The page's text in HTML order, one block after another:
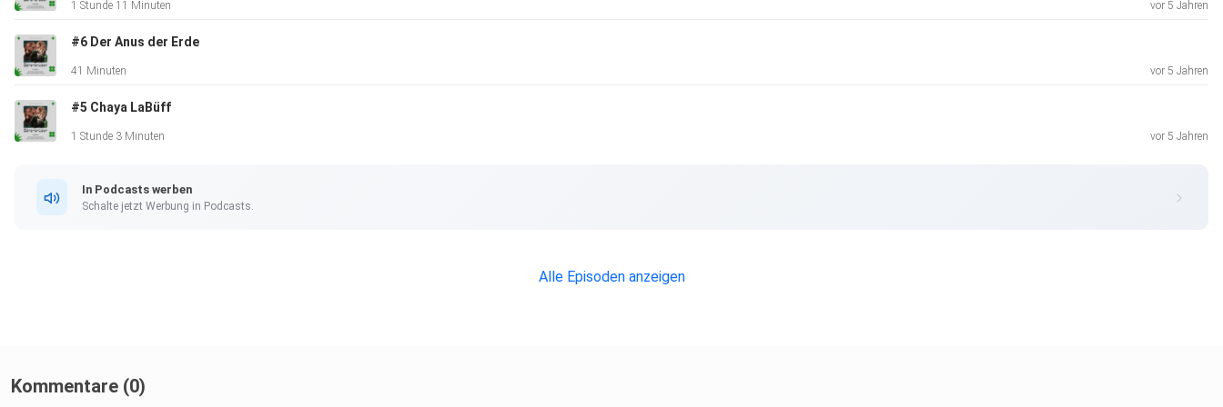
1 Stunde 11 Minuten vor 5 Jahren
#6 Der Anus der Erde
41 Minuten vor 5 Jahren
#5 Chaya LaBüff
1 Stunde 3 Minuten vor 5 Jahren
In Podcasts werben
Schalte jetzt Werbung in Podcasts.
Alle Episoden anzeigen
Kommentare (0)